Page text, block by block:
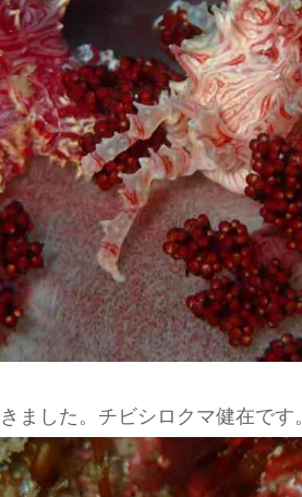
ました。チビシロクマ健在です。